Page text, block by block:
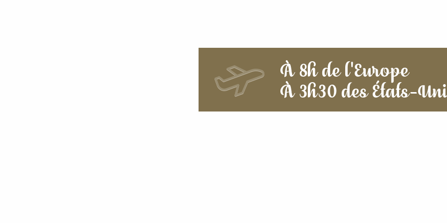
À 8h de l'Europe
À 3h30 des États-